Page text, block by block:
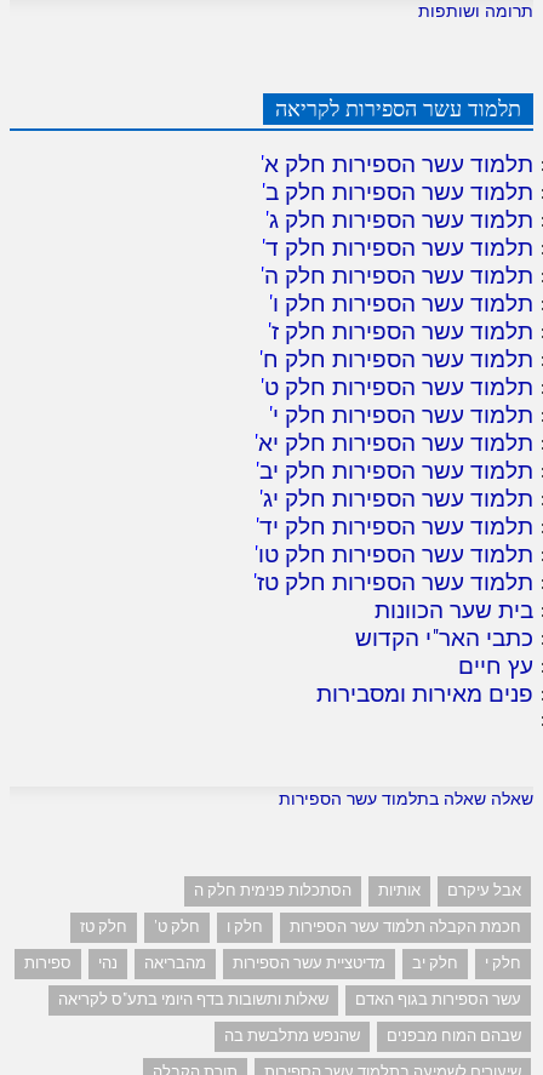
תרומה ושותפות
תלמוד עשר הספירות לקריאה
תלמוד עשר הספירות חלק א'
תלמוד עשר הספירות חלק ב'
תלמוד עשר הספירות חלק ג'
תלמוד עשר הספירות חלק ד'
תלמוד עשר הספירות חלק ה'
תלמוד עשר הספירות חלק ו'
תלמוד עשר הספירות חלק ז'
תלמוד עשר הספירות חלק ח'
תלמוד עשר הספירות חלק ט'
תלמוד עשר הספירות חלק י'
תלמוד עשר הספירות חלק יא'
תלמוד עשר הספירות חלק יב'
תלמוד עשר הספירות חלק יג'
תלמוד עשר הספירות חלק יד'
תלמוד עשר הספירות חלק טו'
תלמוד עשר הספירות חלק טז'
בית שער הכוונות
כתבי האר"י הקדוש
עץ חיים
פנים מאירות ומסבירות
שאלה שאלה בתלמוד עשר הספירות
אבל עיקרם אותיות
הסתכלות פנימית חלק ה
חכמת הקבלה תלמוד עשר הספירות
חלק ו חלק ט'
חלק טז
חלק י
חלק יב מדיטציית עשר הספירות מהבריאה נהי
ספירות
עשר הספירות בגוף האדם
שאלות ותשובות בדף היומי בתע"ס לקריאה
שבהם המוח מבפנים
שהנפש מתלבשת בה